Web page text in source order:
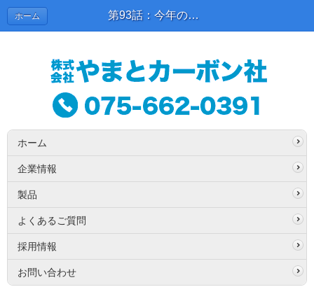
第93話：今年の漢字 | スタッフブログ
ホーム
ホーム
企業情報
製品
よくあるご質問
採用情報
お問い合わせ